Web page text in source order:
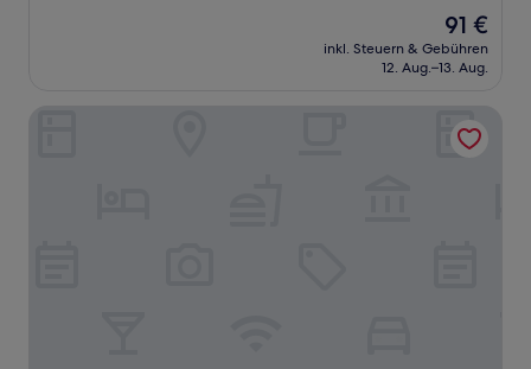
Der
Preis
beträgt
91 €
inkl. Steuern & Gebühren
12. Aug.–13. Aug.